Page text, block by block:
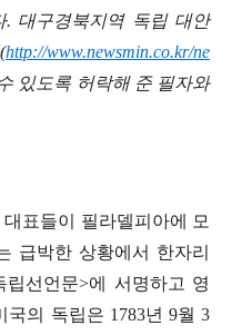
. 대구경북지역 독립 대안
http://www.newsmin.co.kr/ne
있도록 허락해 준 필자와
표들이 필라델피아에 모
급박한 상황에서 한자리
선언문>에 서명하고 영
의 독립은 1783년 9월 3